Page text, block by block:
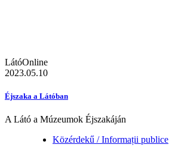
LátóOnline
2023.05.10
Éjszaka a Látóban
A Látó a Múzeumok Éjszakáján
Közérdekű / Informații publice